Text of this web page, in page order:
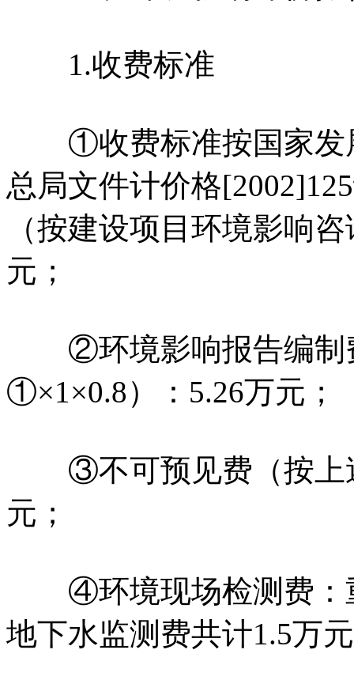
1.收费标准
①收费标准按国家发
总局文件计价格
（按建设项目环境影响
元；
②环境影响报告编制
①×1×0.8）：5.26万元；
③不可预见费（按上
元；
④环境现场检测费：
地下水监测费共计1.5万